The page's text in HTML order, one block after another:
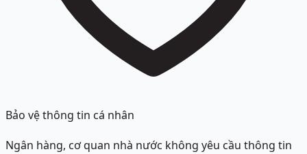
Bảo vệ thông tin cá nhân
Ngân hàng, cơ quan nhà nước không yêu cầu thông tin